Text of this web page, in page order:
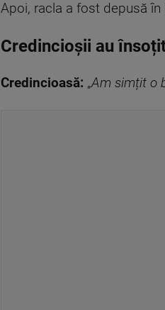
Apoi, racla a fost depusă
Credincioșii au
Credincioasă: „Am simțit o